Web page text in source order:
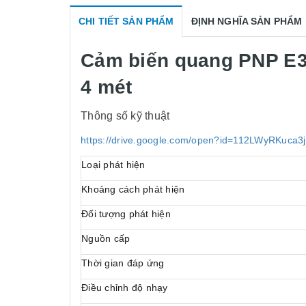
CHI TIẾT SẢN PHẨM ĐỊNH NGHĨA SẢN PHẨM
Cảm biến quang PNP
4 mét
Thông số kỹ thuật
https://drive.google.com/
Loại phát hiện
Khoảng cách phát hiện
Đối tượng phát hiện
Nguồn cấp
Thời gian đáp ứng
Điều chỉnh độ nhạy